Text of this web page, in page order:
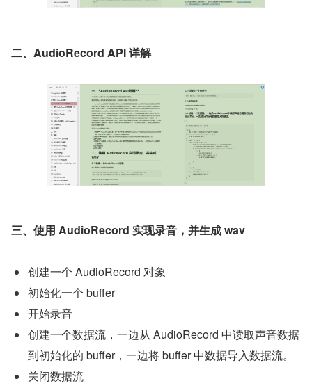
二、AudioRecord API 详解
三、使用 AudioRecord 实现录音，并生成 wav
创建一个 AudioRecord 对象
初始化一个 buffer
开始录音
创建一个数据流，一边从 AudioRecord 中读取声音数据
到初始化的 buffer，一边将 buffer 中数据导入数据流。
关闭数据流